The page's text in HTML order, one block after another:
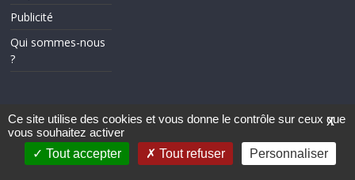
Publicité
Qui sommes-nous
?
Copyright © 2026
Theme ColorMag par
ThemeGrill.. Propulsé parWordPress.
X
Ce site utilise des cookies et vous donne le contrôle sur ceux que
vous souhaitez activer
Tout accepter
Tout refuser Personnaliser